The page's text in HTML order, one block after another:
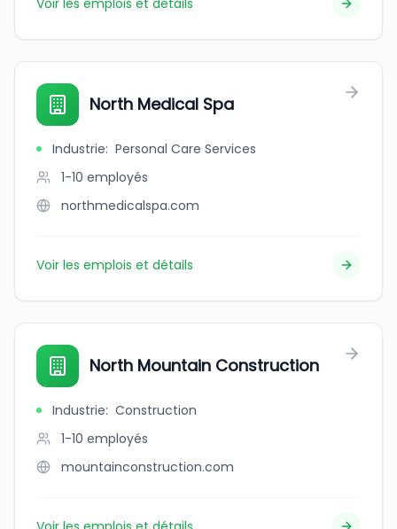
Voir les emplois et détails
North Medical Spa
Industrie: Personal Care Services
1-10 employés
northmedicalspa.com
Voir les emplois et détails
North Mountain Construction
Industrie: Construction
1-10 employés
mountainconstruction.com